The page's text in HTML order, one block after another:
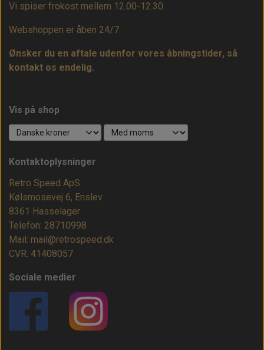
Vi spiser frokost mellem 12.00-12.30.
Webshoppen er åben 24/7.
Ønsker du en aftale udenfor vores åbningstider, så
kontakt os endelig.
Vis på shop
Kontaktoplysninger
Retro Speed ApS
Kølsmosevej 6, Enslev
8361 Hasselager
Telefon: 28710998
Mail: mail@retrospeed.dk
CVR: 41408057
Sociale medier